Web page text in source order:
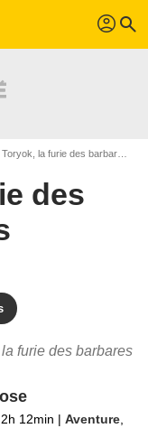
profil search
Toryok, la furie des barbares
des
furie des barbares
2h 12min | Aventure